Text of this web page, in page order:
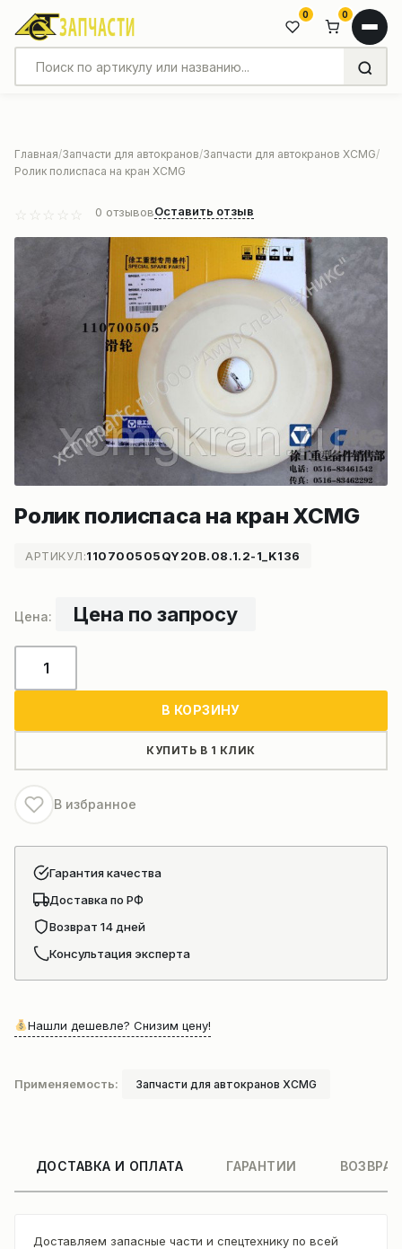
0 0
Главная Запчасти для автокранов Запчасти для автокранов XCMG
Ролик полиспаса на кран XCMG
0 отзывовОставить отзыв
Ролик полиспаса на кран XCMG
АРТИКУЛ:110700505QY20B.08.1.2-1_K136
Цена по запросу
товара
кран
XCMG
В КОРЗИНУ
КУПИТЬ В 1 КЛИК
В избранное
Гарантия качества
Доставка по РФ
Возврат 14 дней
Консультация эксперта
Нашли дешевле? Снизим цену!
Применяемость: Запчасти для автокранов XCMG
ДОСТАВКА И ОПЛАТА ГАРАНТИИ
Доставляем запасные части и спецтехнику по всей